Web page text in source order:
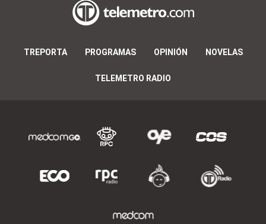
TREPORTA PROGRAMAS OPINIÓN NOVELAS
TELEMETRO RADIO